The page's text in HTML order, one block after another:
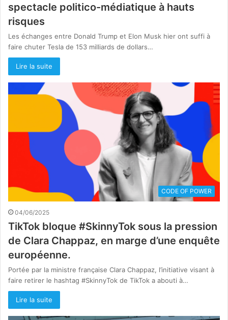
spectacle politico-médiatique à hauts
risques
Les échanges entre Donald Trump et Elon Musk hier ont suffi à
faire chuter Tesla de 153 milliards de dollars…
Lire la suite
CODE OF POWER
04/06/2025
TikTok bloque #SkinnyTok sous la pression
de Clara Chappaz, en marge d’une enquête
européenne.
Portée par la ministre française Clara Chappaz, l’initiative visant à
faire retirer le hashtag #SkinnyTok de TikTok a abouti à…
Lire la suite